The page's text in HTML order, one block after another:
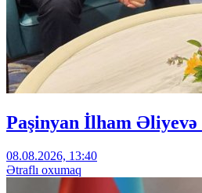
Paşinyan İlham Əliyevə
08.08.2026, 13:40
Ətraflı oxumaq